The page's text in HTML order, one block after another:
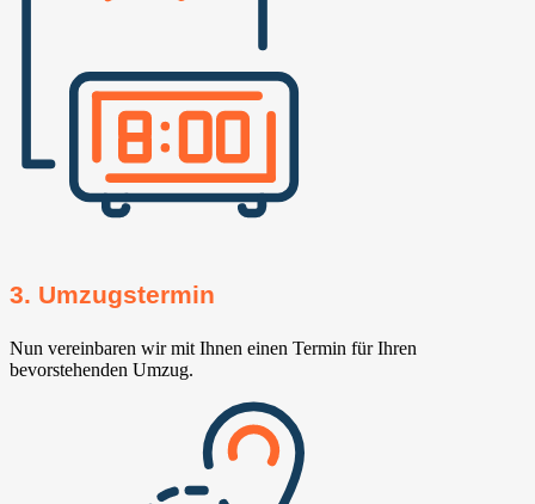
3. Umzugstermin
Nun vereinbaren wir mit Ihnen einen Termin für Ihren
bevorstehenden Umzug.